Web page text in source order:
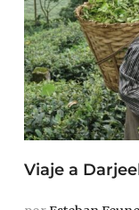
Viaje a